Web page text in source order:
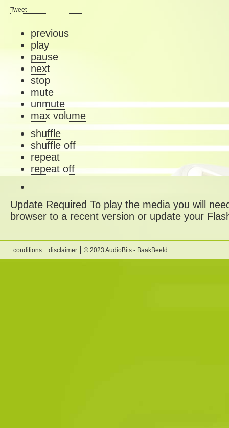
Tweet
previous
play
pause
next
stop
mute
unmute
max volume
shuffle
shuffle off
repeat
repeat off
Update Required To play the media you will
browser to a recent version or update your
conditions disclaimer © 2023 AudioBits - BaakBeeld